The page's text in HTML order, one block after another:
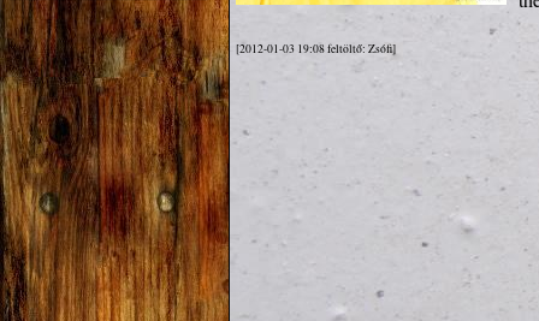
[2012-01-03 19:08 feltöltő: Zsófi]